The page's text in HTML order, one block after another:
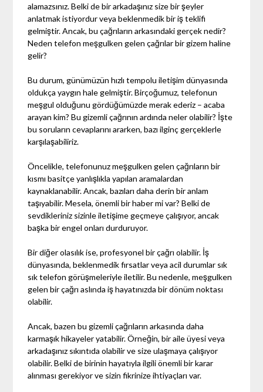
alamazsınız. Belki de bir arkadaşınız size bir şeyler
anlatmak istiyordur veya beklenmedik bir iş teklifi
gelmiştir. Ancak, bu çağrıların arkasındaki gerçek nedir?
Neden telefon meşgulken gelen çağrılar bir gizem haline
gelir?
Bu durum, günümüzün hızlı tempolu iletişim dünyasında
oldukça yaygın hale gelmiştir. Birçoğumuz, telefonun
meşgul olduğunu gördüğümüzde merak ederiz – acaba
arayan kim? Bu gizemli çağrının ardında neler olabilir? İşte
bu soruların cevaplarını ararken, bazı ilginç gerçeklerle
karşılaşabiliriz.
Öncelikle, telefonunuz meşgulken gelen çağrıların bir
kısmı basitçe yanlışlıkla yapılan aramalardan
kaynaklanabilir. Ancak, bazıları daha derin bir anlam
taşıyabilir. Mesela, önemli bir haber mi var? Belki de
sevdikleriniz sizinle iletişime geçmeye çalışıyor, ancak
başka bir engel onları durduruyor.
Bir diğer olasılık ise, profesyonel bir çağrı olabilir. İş
dünyasında, beklenmedik fırsatlar veya acil durumlar sık
sık telefon görüşmeleriyle iletilir. Bu nedenle, meşgulken
gelen bir çağrı aslında iş hayatınızda bir dönüm noktası
olabilir.
Ancak, bazen bu gizemli çağrıların arkasında daha
karmaşık hikayeler yatabilir. Örneğin, bir aile üyesi veya
arkadaşınız sıkıntıda olabilir ve size ulaşmaya çalışıyor
olabilir. Belki de birinin hayatıyla ilgili önemli bir karar
alınması gerekiyor ve sizin fikrinize ihtiyaçları var.